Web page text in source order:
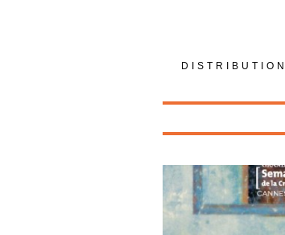
DISTRIBUTION